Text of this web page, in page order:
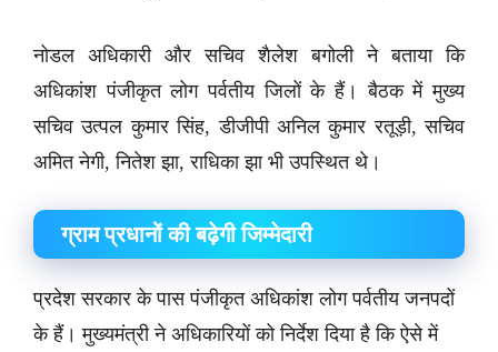
नोडल अधिकारी और सचिव शैलेश बगोली ने बताया कि
अधिकांश पंजीकृत लोग पर्वतीय जिलों के हैं। बैठक में मुख्य
सचिव उत्पल कुमार सिंह, डीजीपी अनिल कुमार रतूड़ी, सचिव
अमित नेगी, नितेश झा, राधिका झा भी उपस्थित थे।
ग्राम प्रधानों की बढ़ेगी जिम्मेदारी
प्रदेश सरकार के पास पंजीकृत अधिकांश लोग पर्वतीय जनपदों
के हैं। मुख्यमंत्री ने अधिकारियों को निर्देश दिया है कि ऐसे में